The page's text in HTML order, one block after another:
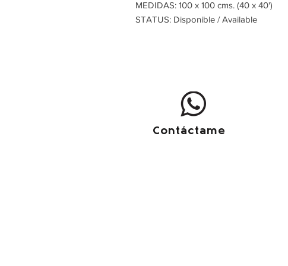
MEDIDAS: 100 x 100 cms. (40 x 40')
STATUS: Disponible / Available
Contáctame